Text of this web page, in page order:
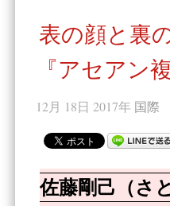
表の顔と裏
『アセアン
12月 18日 2017年 国際
佐藤剛己（さ